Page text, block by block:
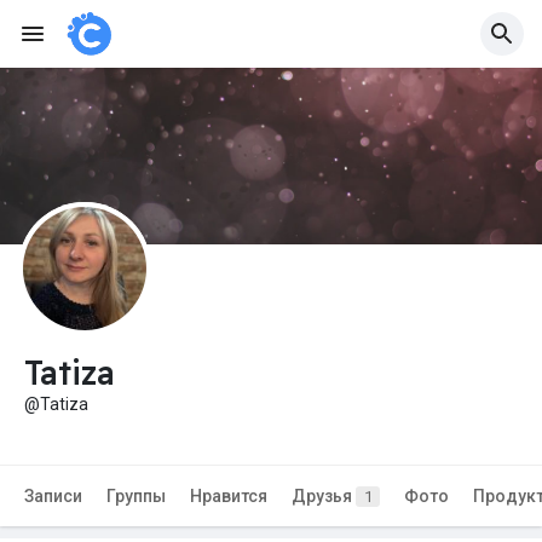
Tatiza
@Tatiza
Записи Группы Нравится Друзья 1 Фото